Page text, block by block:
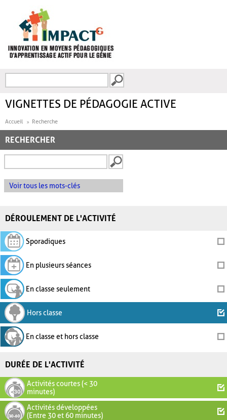
FORMULAIRE DE
VIGNETTES DE PÉDAGOGIE ACTIVE
Accueil Recherche
RECHERCHER
Voir tous les mots-clés
DÉROULEMENT DE L'ACTIVITÉ
Sporadiques
En plusieurs séances
En classe seulement
Hors classe
En classe et hors classe
DURÉE DE L'ACTIVITÉ
Activités courtes (< 30
minutes)
Activités développées
(Entre 30 et 60 minutes)